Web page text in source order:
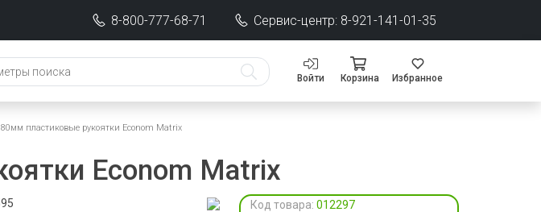
8-800-777-68-71 Сервис-центр: 8-921-141-01-35
Войти Корзина Избранное
пластиковые рукоятки Econom Matrix
Econom Matrix
Код товара: 012297